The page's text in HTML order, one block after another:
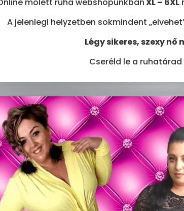
A jelenlegi helyzetben sokmindent
Légy sikeres, szexy
Cseréld le a